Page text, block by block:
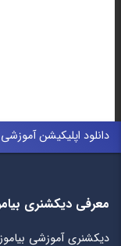
دانلود اپلیکیشن
معرفی دیکشنری
دیکشنری آموزشی